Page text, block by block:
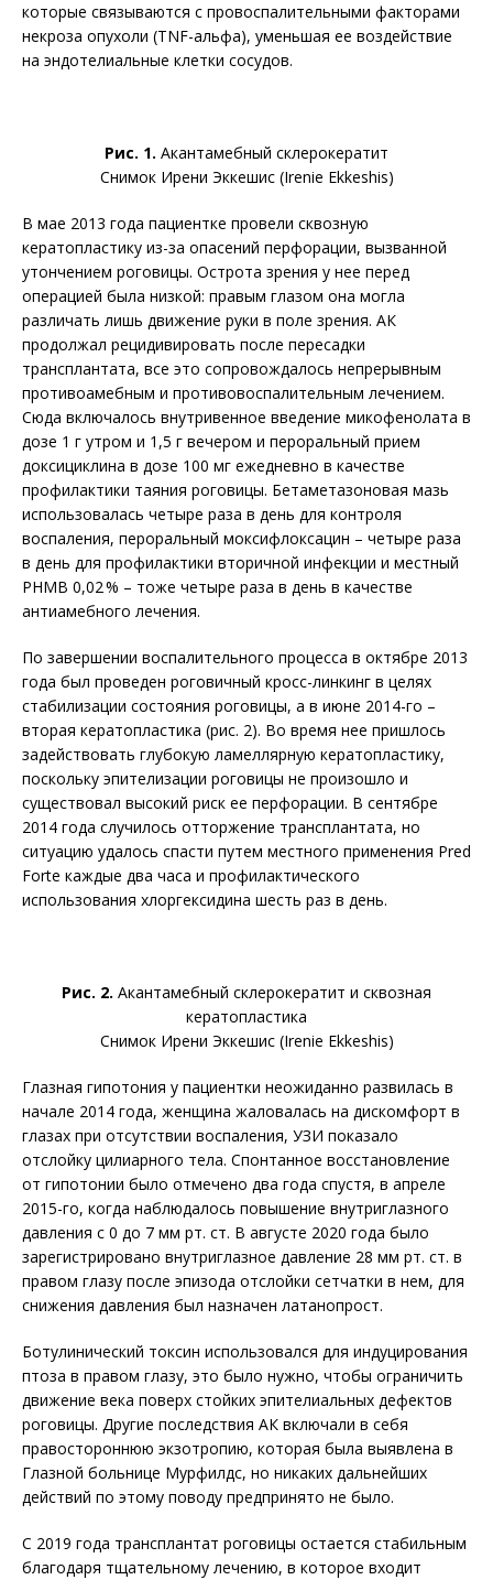
которые связываются с провоспалительными факторами
некроза опухоли (TNF-альфа), уменьшая ее воздействие
на эндотелиальные клетки сосудов.
Рис. 1. Акантамебный склерокератит
Снимок Ирени Эккешис (Irenie Ekkeshis)
В мае 2013 года пациентке провели сквозную
кератопластику из-за опасений перфорации, вызванной
утончением роговицы. Острота зрения у нее перед
операцией была низкой: правым глазом она могла
различать лишь движение руки в поле зрения. АК
продолжал рецидивировать после пересадки
трансплантата, все это сопровождалось непрерывным
противоамебным и противовоспалительным лечением.
Сюда включалось внутривенное введение микофенолата в
дозе 1 г утром и 1,5 г вечером и пероральный прием
доксициклина в дозе 100 мг ежедневно в качестве
профилактики таяния роговицы. Бетаметазоновая мазь
использовалась четыре раза в день для контроля
воспаления, пероральный моксифлоксацин – четыре раза
в день для профилактики вторичной инфекции и местный
PHMB 0,02 % – тоже четыре раза в день в качестве
антиамебного лечения.
По завершении воспалительного процесса в октябре 2013
года был проведен роговичный кросс-линкинг в целях
стабилизации состояния роговицы, а в июне 2014-го –
вторая кератопластика (рис. 2). Во время нее пришлось
задействовать глубокую ламеллярную кератопластику,
поскольку эпителизации роговицы не произошло и
существовал высокий риск ее перфорации. В сентябре
2014 года случилось отторжение трансплантата, но
ситуацию удалось спасти путем местного применения Pred
Forte каждые два часа и профилактического
использования хлоргексидина шесть раз в день.
Рис. 2. Акантамебный склерокератит и сквозная
кератопластика
Снимок Ирени Эккешис (Irenie Ekkeshis)
Глазная гипотония у пациентки неожиданно развилась в
начале 2014 года, женщина жаловалась на дискомфорт в
глазах при отсутствии воспаления, УЗИ показало
отслойку цилиарного тела. Спонтанное восстановление
от гипотонии было отмечено два года спустя, в апреле
2015-го, когда наблюдалось повышение внутриглазного
давления с 0 до 7 мм рт. ст. В августе 2020 года было
зарегистрировано внутриглазное давление 28 мм рт. ст. в
правом глазу после эпизода отслойки сетчатки в нем, для
снижения давления был назначен латанопрост.
Ботулинический токсин использовался для индуцирования
птоза в правом глазу, это было нужно, чтобы ограничить
движение века поверх стойких эпителиальных дефектов
роговицы. Другие последствия АК включали в себя
правостороннюю экзотропию, которая была выявлена в
Глазной больнице Мурфилдс, но никаких дальнейших
действий по этому поводу предпринято не было.
С 2019 года трансплантат роговицы остается стабильным
благодаря тщательному лечению, в которое входит